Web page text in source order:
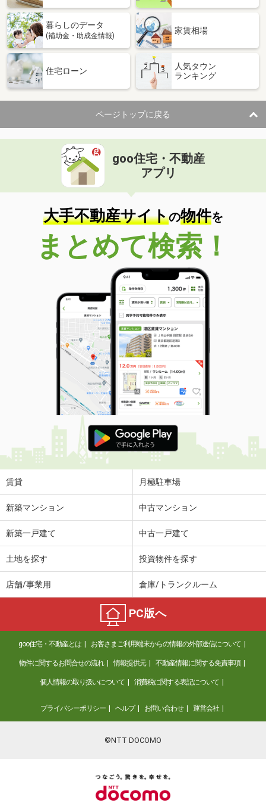
暮らしのデータ
(補助金・助成金情報)
家賃相場
住宅ローン
人気タウン
ランキング
ページトップに戻る
goo住宅・不動産
アプリ
大手不動産サイトの物件を
まとめて検索！
賃貸 月極駐車場
新築マンション 中古マンション
新築一戸建て 中古一戸建て
土地を探す 投資物件を探す
店舗/事業用 倉庫/トランクルーム
PC版へ
goo住宅・不動産とは お客さまご利用端末からの情報の外部送信について
物件に関するお問合せの流れ 情報提供元 不動産情報に関する免責事項
個人情報の取り扱いについて 消費税に関する表記について
プライバシーポリシー ヘルプ お問い合わせ 運営会社
©NTT DOCOMO